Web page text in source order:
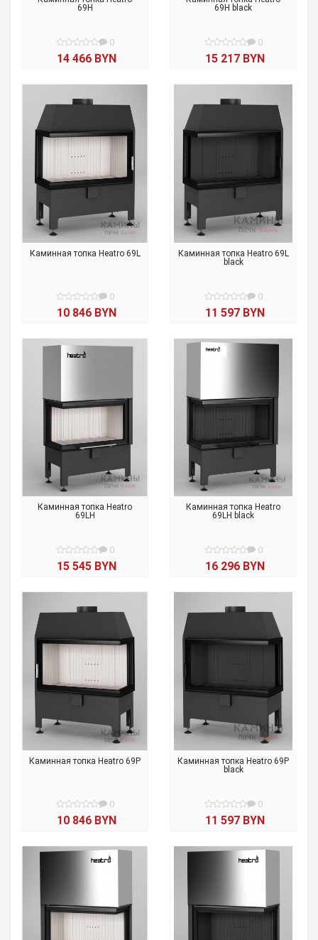
69H
0
14 466 BYN
69H black
0
15 217 BYN
Каминная топка Heatro 69L
0
10 846 BYN
Каминная топка Heatro 69L
black
0
11 597 BYN
Каминная топка Heatro
69LH
0
15 545 BYN
Каминная топка Heatro
69LH black
0
16 296 BYN
Каминная топка Heatro 69P
0
10 846 BYN
Каминная топка Heatro 69P
black
0
11 597 BYN